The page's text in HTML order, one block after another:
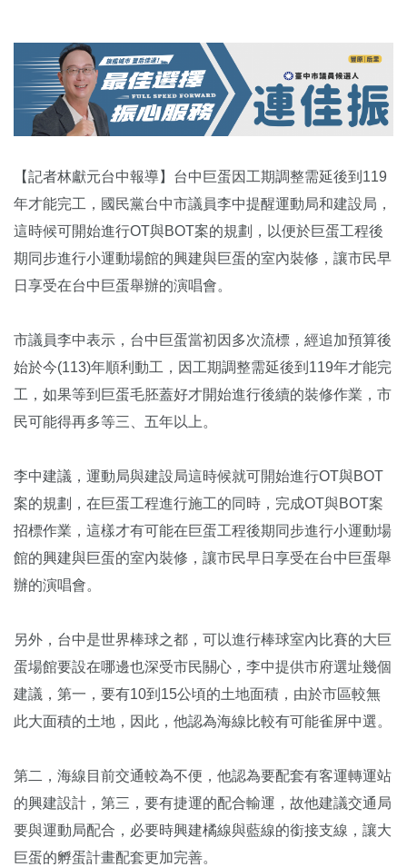
【記者林獻元台中報導】台中巨蛋因工期調整需延後到119
年才能完工，國民黨台中市議員李中提醒運動局和建設局，
這時候可開始進行OT與BOT案的規劃，以便於巨蛋工程後
期同步進行小運動場館的興建與巨蛋的室內裝修，讓市民早
日享受在台中巨蛋舉辦的演唱會。
市議員李中表示，台中巨蛋當初因多次流標，經追加預算後
始於今(113)年順利動工，因工期調整需延後到119年才能完
工，如果等到巨蛋毛胚蓋好才開始進行後續的裝修作業，市
民可能得再多等三、五年以上。
李中建議，運動局與建設局這時候就可開始進行OT與BOT
案的規劃，在巨蛋工程進行施工的同時，完成OT與BOT案
招標作業，這樣才有可能在巨蛋工程後期同步進行小運動場
館的興建與巨蛋的室內裝修，讓市民早日享受在台中巨蛋舉
辦的演唱會。
另外，台中是世界棒球之都，可以進行棒球室內比賽的大巨
蛋場館要設在哪邊也深受市民關心，李中提供市府選址幾個
建議，第一，要有10到15公頃的土地面積，由於市區較無
此大面積的土地，因此，他認為海線比較有可能雀屏中選。
第二，海線目前交通較為不便，他認為要配套有客運轉運站
的興建設計，第三，要有捷運的配合輸運，故他建議交通局
要與運動局配合，必要時興建橘線與藍線的銜接支線，讓大
巨蛋的孵蛋計畫配套更加完善。